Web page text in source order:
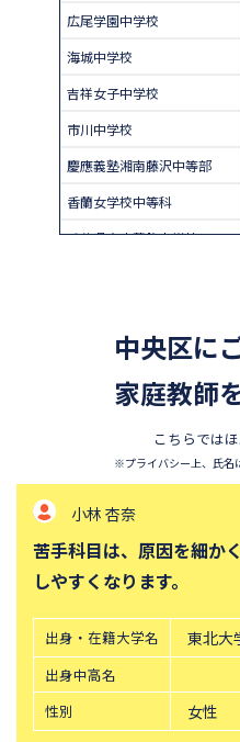
広尾学園中学校
海城中学校
吉祥女子中学校
市川中学校
慶應義塾湘南藤沢中等部
香蘭女学校中等科
千葉県立東葛飾中学校
須磨学園中学校
白百合学園中学校
帝塚山中学校
攻玉社中学校
三田国際科学学園中学校
高輪中学校
中央大学附属横浜中学校
学習院中等科
田園調布学園中等部
中央区に
家庭教師
こちらでは
※プライバシー上、氏名
小林 杏奈
苦手科目は、原因を細か
しやすくなります。
出身・在籍大学名 東北大
出身中高名
性別
女性